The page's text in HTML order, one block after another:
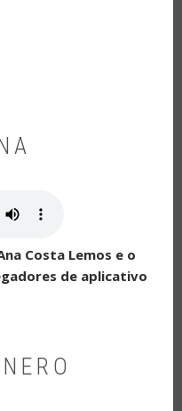
Costa Lemos e o
de aplicativo